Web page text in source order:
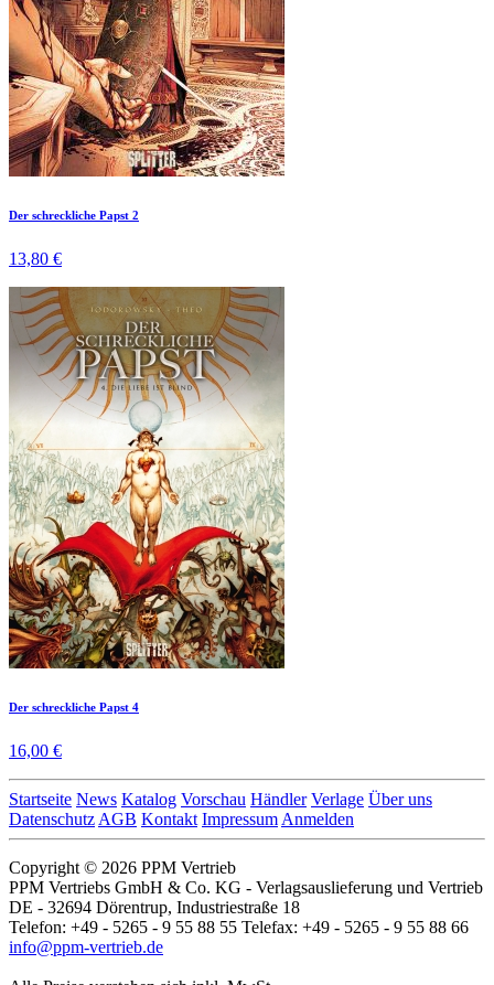
Der schreckliche Papst 2
13,80 €
Der schreckliche Papst 4
16,00 €
Startseite News Katalog Vorschau Händler Verlage Über uns
Datenschutz AGB Kontakt Impressum Anmelden
Copyright © 2026 PPM Vertrieb
PPM Vertriebs GmbH & Co. KG - Verlagsauslieferung und Vertrieb
DE - 32694 Dörentrup, Industriestraße 18
Telefon: +49 - 5265 - 9 55 88 55 Telefax: +49 - 5265 - 9 55 88 66
info@ppm-vertrieb.de